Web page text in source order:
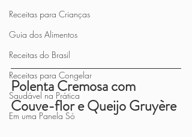
Receitas para Crianças
Guia dos Alimentos
Receitas do Brasil
Receitas para Congelar
Saudável na Prática
Em uma Panela Só
Polenta Cremosa com
Couve-flor e Queijo Gruyère